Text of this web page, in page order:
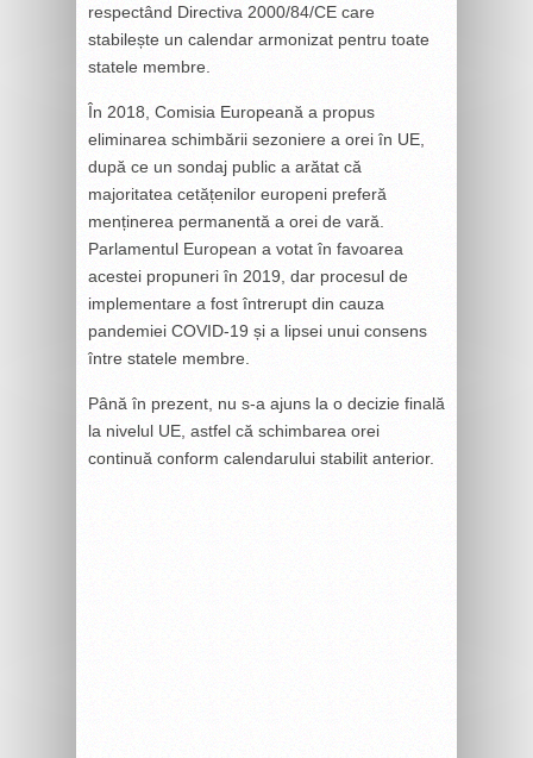
respectând Directiva 2000/84/CE care
stabilește un calendar armonizat pentru toate
statele membre.
În 2018, Comisia Europeană a propus
eliminarea schimbării sezoniere a orei în UE,
după ce un sondaj public a arătat că
majoritatea cetățenilor europeni preferă
menținerea permanentă a orei de vară.
Parlamentul European a votat în favoarea
acestei propuneri în 2019, dar procesul de
implementare a fost întrerupt din cauza
pandemiei COVID-19 și a lipsei unui consens
între statele membre.
Până în prezent, nu s-a ajuns la o decizie finală
la nivelul UE, astfel că schimbarea orei
continuă conform calendarului stabilit anterior.